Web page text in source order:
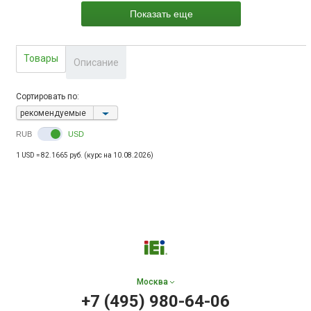
Показать еще
Товары Описание
Сортировать по:
рекомендуемые
RUB USD
1 USD = 82.1665 руб. (курс на 10.08.2026)
Москва
+7 (495) 980-64-06